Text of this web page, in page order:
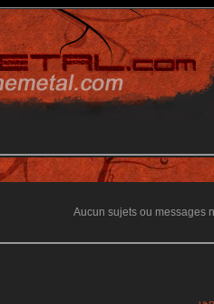
Aucun sujets ou messages